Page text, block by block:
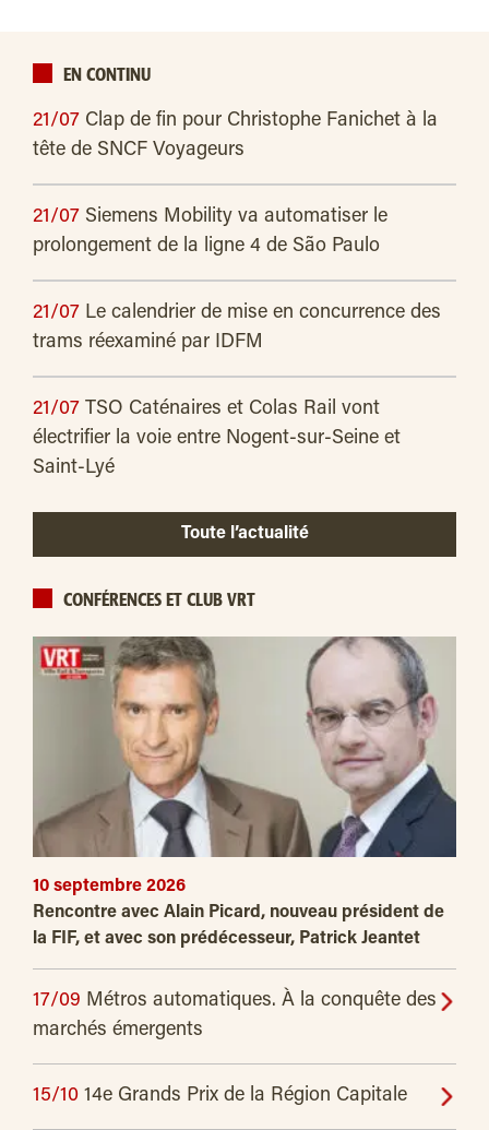
EN CONTINU
21/07 Clap de fin pour Christophe Fanichet à la
tête de SNCF Voyageurs
21/07 Siemens Mobility va automatiser le
prolongement de la ligne 4 de São Paulo
21/07 Le calendrier de mise en concurrence des
trams réexaminé par IDFM
21/07 TSO Caténaires et Colas Rail vont
électrifier la voie entre Nogent-sur-Seine et
Saint-Lyé
Toute l’actualité
CONFÉRENCES ET CLUB VRT
10 septembre 2026
Rencontre avec Alain Picard, nouveau président de
la FIF, et avec son prédécesseur, Patrick Jeantet
17/09 Métros automatiques. À la conquête des
marchés émergents
15/10 14e Grands Prix de la Région Capitale